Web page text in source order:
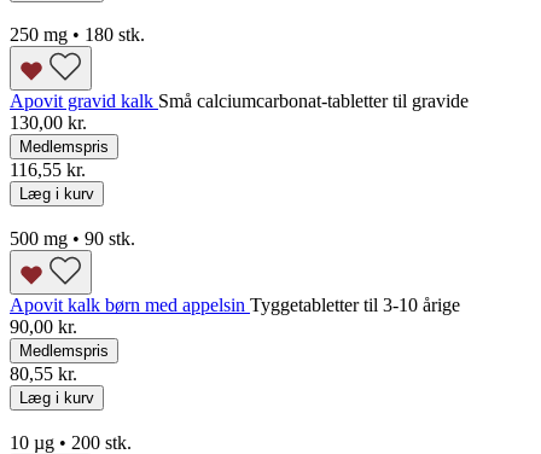
250 mg • 180 stk.
Apovit gravid kalk Små calciumcarbonat-tabletter til gravide
130,00 kr.
Medlemspris
116,55 kr.
Læg i kurv
500 mg • 90 stk.
Apovit kalk børn med appelsin Tyggetabletter til 3-10 årige
90,00 kr.
Medlemspris
80,55 kr.
Læg i kurv
10 µg • 200 stk.